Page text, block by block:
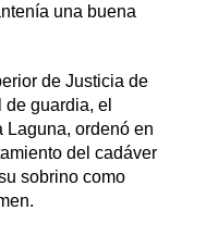
una buena
de Justicia de
guardia, el
Laguna, ordenó en
del cadáver
sobrino como